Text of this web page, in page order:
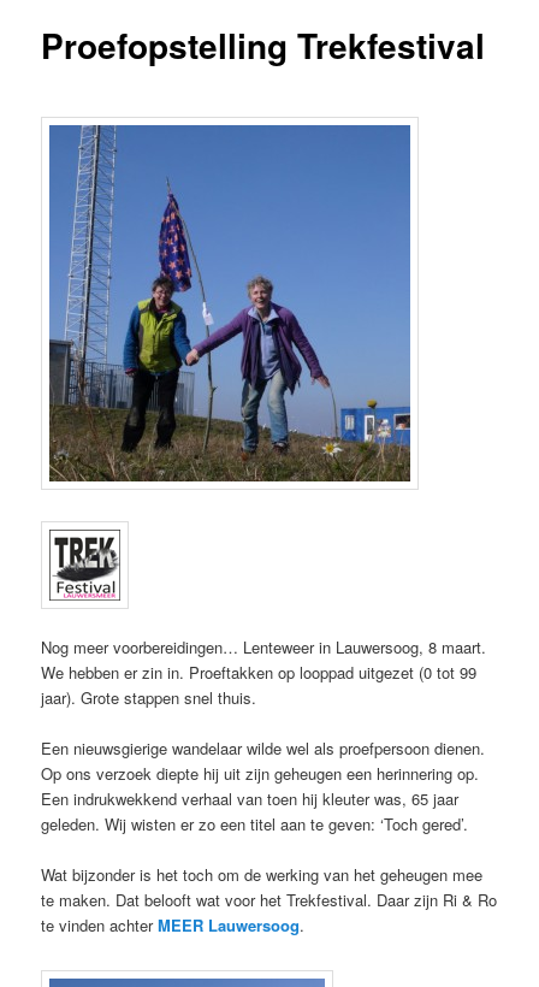
Proefopstelling Trekfestival
Nog meer voorbereidingen… Lenteweer in Lauwersoog, 8 maart.
We hebben er zin in. Proeftakken op looppad uitgezet (0 tot 99
jaar). Grote stappen snel thuis.
Een nieuwsgierige wandelaar wilde wel als proefpersoon dienen.
Op ons verzoek diepte hij uit zijn geheugen een herinnering op.
Een indrukwekkend verhaal van toen hij kleuter was, 65 jaar
geleden. Wij wisten er zo een titel aan te geven: ‘Toch gered’.
Wat bijzonder is het toch om de werking van het geheugen mee
te maken. Dat belooft wat voor het Trekfestival. Daar zijn Ri & Ro
te vinden achterMEER Lauwersoog.